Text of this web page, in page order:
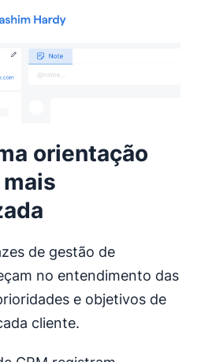
orientação
de gestão de
no entendimento das
e objetivos de
cliente.